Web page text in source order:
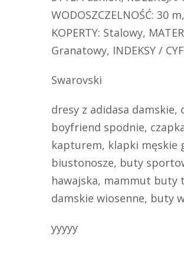
WODOSZCZELNOŚĆ: 30
KOPERTY: Stalowy,
Granatowy, INDEKSY /
Swarovski
dresy z adidasa
boyfriend spodnie,
kapturem, klapki męskie
biustonosze, buty
hawajska, mammut buty
damskie wiosenne, buty
yyyyy